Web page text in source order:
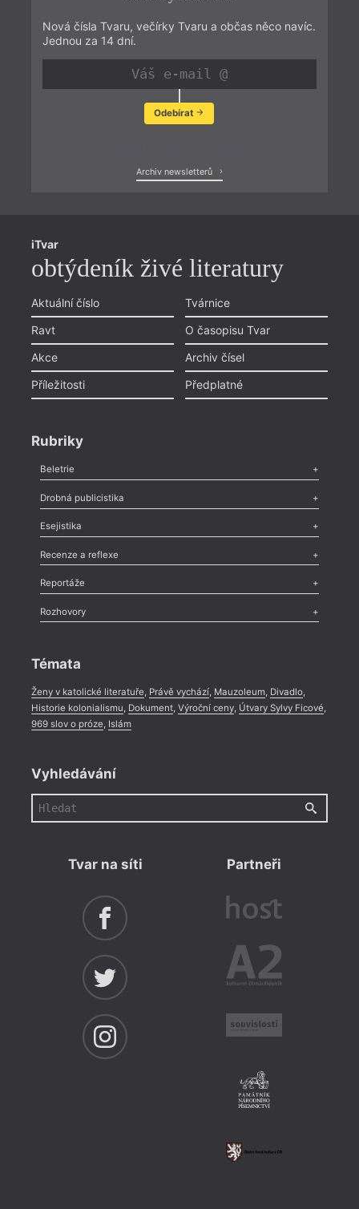
Nová čísla Tvaru, večírky Tvaru a občas něco navíc.
Jednou za 14 dní.
Odebírat
Archiv newsletterů
iTvar
obtýdeník živé literatury
Aktuální číslo
Ravt
Akce
Příležitosti
Tvárnice
O časopisu Tvar
Archiv čísel
Předplatné
Rubriky
Beletrie
Poezie,Próza,Dokumenty
Drobná publicistika
Odlesk
Nekrolog,Glosa,Sloupek,Pozvánka,Literární soutěž,
Esejistika
Esej , Pádlo,Úvaha
Recenze a reflexe
Recenze
Méně slov o próze,Celá rubrika
Reportáže
Literární zítřky
Celá rubrika
Rozhovory
Témata
Ženy v katolické literatuře, Právě vychází, Mauzoleum, Divadlo,
Historie kolonialismu, Dokument, Výroční ceny, Útvary Sylvy Ficové,
969 slov o próze, Islám
Vyhledávání
Tvar na síti Partneři